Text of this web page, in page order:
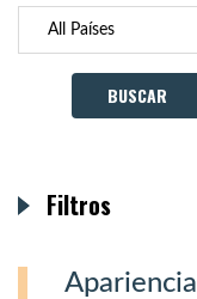
Apariencia
Filtros